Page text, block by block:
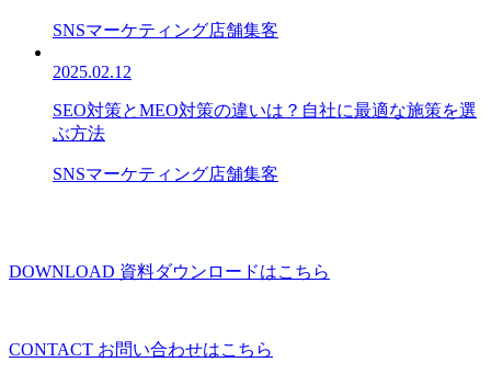
SNSマーケティング店舗集客
2025.02.12
SEO対策とMEO対策の違いは？自社に最適な施策を選
ぶ方法
SNSマーケティング店舗集客
DOWNLOAD 資料ダウンロードはこちら
CONTACT お問い合わせはこちら